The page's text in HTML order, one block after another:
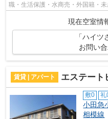
職・生活保護・水商売・外国籍・
ット非公開の物件からもお探し致し
現在空室情
「ハイ
お問い
賃貸 | アパート エステート
敷0 礼
小田急
相模線